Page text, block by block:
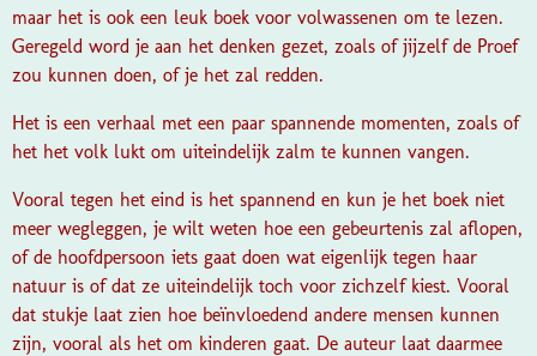
maar het is ook een leuk boek voor volwassenen om te lezen.
Geregeld word je aan het denken gezet, zoals of jijzelf de Proef
zou kunnen doen, of je het zal redden.
Het is een verhaal met een paar spannende momenten, zoals of
het het volk lukt om uiteindelijk zalm te kunnen vangen.
Vooral tegen het eind is het spannend en kun je het boek niet
meer wegleggen, je wilt weten hoe een gebeurtenis zal aflopen,
of de hoofdpersoon iets gaat doen wat eigenlijk tegen haar
natuur is of dat ze uiteindelijk toch voor zichzelf kiest. Vooral
dat stukje laat zien hoe beïnvloedend andere mensen kunnen
zijn, vooral als het om kinderen gaat. De auteur laat daarmee